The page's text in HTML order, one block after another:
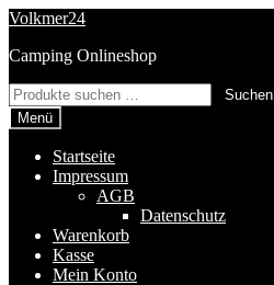
Zur
springen
Zum
springen
Volkmer24
Camping Onlineshop
Suchen
nach:
Suchen
Menü
Startseite
Impressum
AGB
Datenschutz
Warenkorb
Kasse
Mein Konto